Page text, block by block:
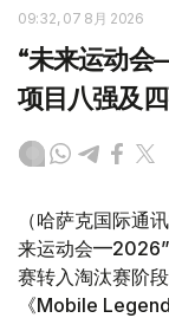
09:32, 07 8月 2026
“未来运动会
项目八强及
（哈萨克国际通
来运动会—2026”
赛转入淘汰赛阶
《Mobile